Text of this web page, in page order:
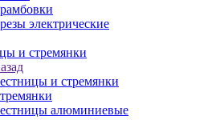
электрические
и стремянки
и стремянки
алюминиевые